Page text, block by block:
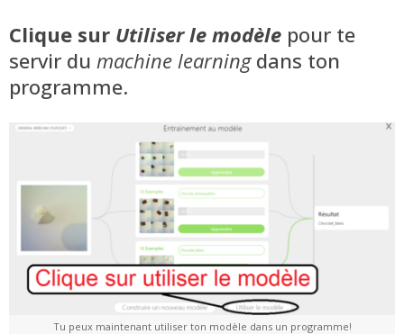
Clique sur Utiliser le modèle pour te
servir du machine learningdans ton
programme.
Tu peux maintenant utiliser ton modèle dans un programme!